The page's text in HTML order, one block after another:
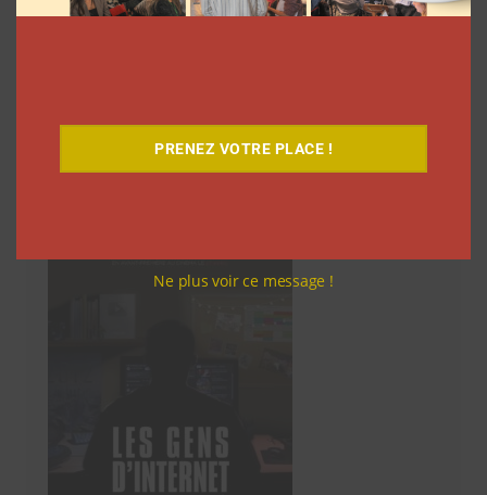
des
PRENEZ VOTRE PLACE !
Ne plus voir ce message !